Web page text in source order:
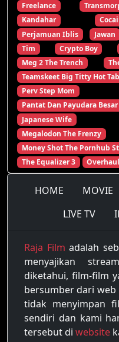
Freelance
Kandahar
Perjamuan Iblis
Jawan
Tim
Crypto Boy
Meg 2 The Trench
Teamskeet Big Titty Hot
Perv Step Mom
Pantat Dan Payudara Besar
Japanese Wife
Megalodon The Frenzy
Money Shot The Pornhub
The Equalizer 3
Overhaul
HOME MOVIE
LIVE TV
Raja Film adalah
menyajikan
diketahui, film-film
bersumber dari
tidak menyimpan
sendiri dan kami
tersebut di website